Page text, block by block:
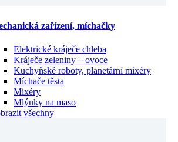
zařízení, míchačky
Elektrické kráječe chleba
Kráječe zeleniny – ovoce
Kuchyňské roboty, planetární mixéry
Míchače těsta
Mixéry
Mlýnky na maso
všechny